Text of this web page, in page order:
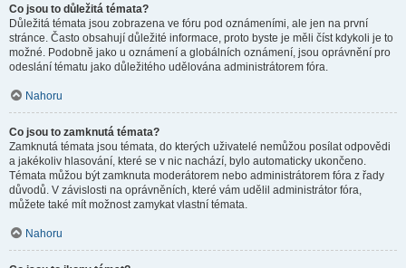
Co jsou to důležitá témata?
Důležitá témata jsou zobrazena ve fóru pod oznámeními, ale jen na první
stránce. Často obsahují důležité informace, proto byste je měli číst kdykoli je to
možné. Podobně jako u oznámení a globálních oznámení, jsou oprávnění pro
odeslání tématu jako důležitého udělována administrátorem fóra.
Nahoru
Co jsou to zamknutá témata?
Zamknutá témata jsou témata, do kterých uživatelé nemůžou posílat odpovědi
a jakékoliv hlasování, které se v nic nachází, bylo automaticky ukončeno.
Témata můžou být zamknuta moderátorem nebo administrátorem fóra z řady
důvodů. V závislosti na oprávněních, které vám udělil administrátor fóra,
můžete také mít možnost zamykat vlastní témata.
Nahoru